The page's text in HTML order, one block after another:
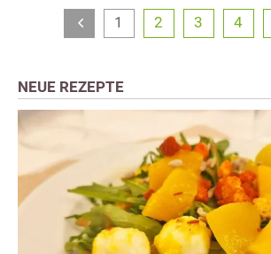
1 2 3 4
NEUE REZEPTE